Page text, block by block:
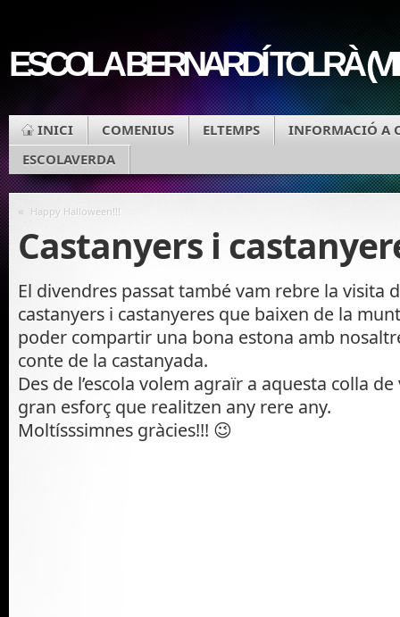
ESCOLA BERNARDÍ TOLRÀ
INICI COMENIUS ELTEMPS
INFORMACIÓ A
ESCOLAVERDA
« Happy Halloween!!!
Castanyers i
El divendres passat també vam rebre la visita
castanyers i castanyeres que baixen de la
poder compartir una bona estona amb
conte de la castanyada.
Des de l’escola volem agraïr a aquesta colla
gran esforç que realitzen any rere any.
Moltísssimnes gràcies!!! 😉